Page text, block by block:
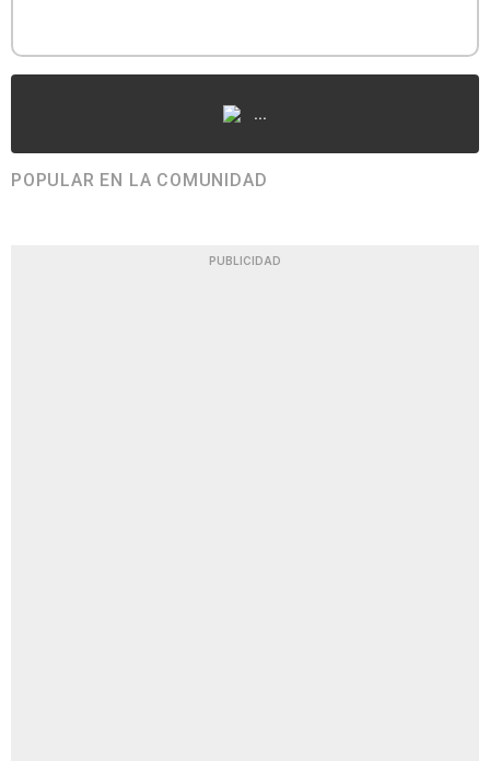
...
POPULAR EN LA COMUNIDAD
PUBLICIDAD